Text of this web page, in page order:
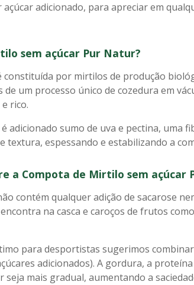
adicionado, para apreciar em
sem açúcar Pur Natur?
constituída por mirtilos de produção
um processo único de cozedura em
rico.
adicionado sumo de uva e pectina, uma
textura, espessando e estabilizando a
a Compota de Mirtilo sem açúcar
contém qualquer adição de sacarose
na casca e caroços de frutos
para desportistas sugerimos
adicionados). A gordura, a
seja mais gradual, aumentando a